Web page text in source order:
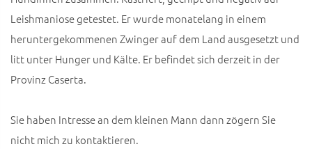
Leishmaniose getestet. Er wurde monatelang in einem
heruntergekommenen Zwinger auf dem Land ausgesetzt und
litt unter Hunger und Kälte. Er befindet sich derzeit in der
Provinz Caserta.
Sie haben Intresse an dem kleinen Mann dann zögern Sie
nicht mich zu kontaktieren.